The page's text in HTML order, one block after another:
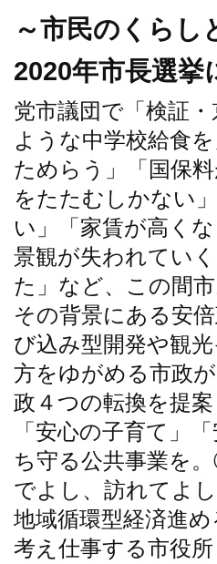
～市民のくらし
2020年市長選挙
党市議団で「検証
ような中学校給食
ためらう」「国保
をたたむしかない
い」「家賃が高く
景観が失われてい
た」など、この間
その背景にある安
び込み型開発や観
方をゆがめる市政
政４つの転換を提
「安心の子育て」
ち守る公共事業を
でよし、訪れてよ
地域循環型経済進
考え仕事する市役